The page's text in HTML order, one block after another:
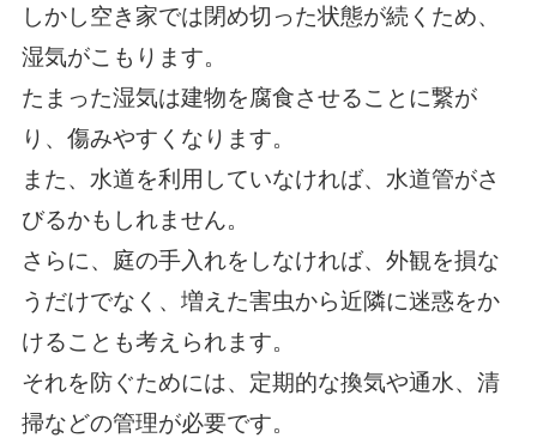
しかし空き家では閉め切った状態が続くため、
湿気がこもります。
たまった湿気は建物を腐食させることに繋が
り、傷みやすくなります。
また、水道を利用していなければ、水道管がさ
びるかもしれません。
さらに、庭の手入れをしなければ、外観を損な
うだけでなく、増えた害虫から近隣に迷惑をか
けることも考えられます。
それを防ぐためには、定期的な換気や通水、清
掃などの管理が必要です。